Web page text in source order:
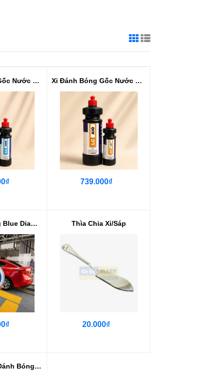
Xi Đánh Bóng Gốc Nước Cao Cấp #N... Xi Đánh Bóng Gốc Nước Cao Cấp 3 ...
739.000₫
F25 Sáp Dưỡng Blue Diamond Nano ... Thìa Chia Xi/Sáp
20.000₫
F25 Combo Xi Đánh Bóng Gốc Nước ...